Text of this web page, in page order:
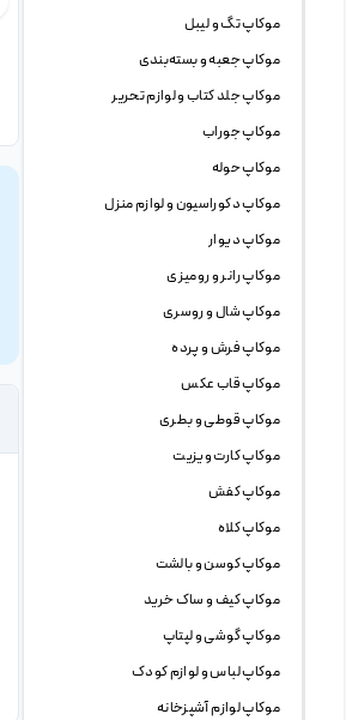
موکاپ تگ و لیبل
موکاپ جعبه و بسته‌بندی
موکاپ جلد کتاب و لوازم تحریر
موکاپ جوراب
موکاپ حوله
موکاپ دکوراسیون و لوازم منزل
موکاپ دیوار
موکاپ رانر و رومیزی
موکاپ شال و روسری
موکاپ فرش و پرده
موکاپ قاب عکس
موکاپ قوطی و بطری
موکاپ کارت ویزیت
موکاپ کفش
موکاپ کلاه
موکاپ کوسن و بالشت
موکاپ کیف و ساک خرید
موکاپ گوشی و لپتاپ
موکاپ لباس و لوازم کودک
موکاپ لوازم آشپزخانه
ارتباط با یاسین